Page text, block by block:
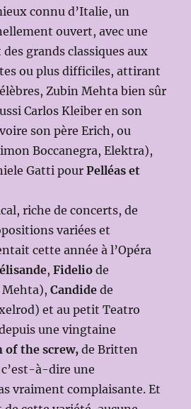
connu d’Italie, un
ouvert, avec une
grands classiques aux
ou plus difficiles, attirant
Zubin Mehta bien sûr
Carlos Kleiber en son
son père Erich, ou
Boccanegra, Elektra),
Gatti pourPelléas et
riche de concerts, de
variées et
cette année à l’Opéra
,Fidelio de
Mehta),Candide de
et au petit Teatro
une vingtaine
of the screw,de Britten
à-dire une
vraiment complaisante. Et